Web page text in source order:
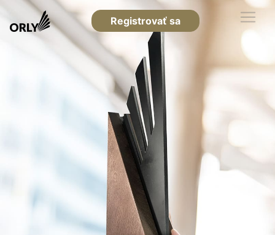
Registrovať sa